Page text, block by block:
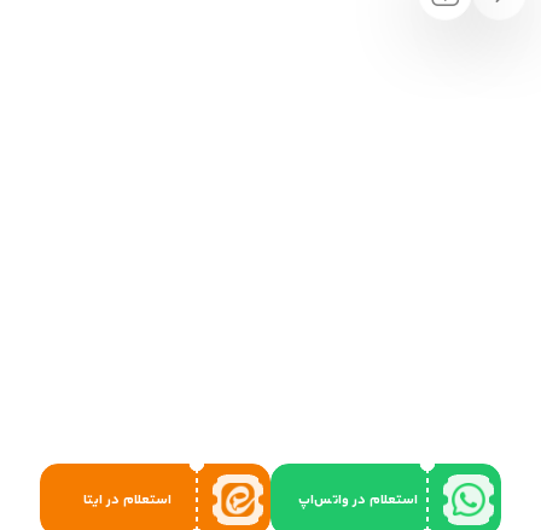
استعلام در واتس‌اپ استعلام در ایتا